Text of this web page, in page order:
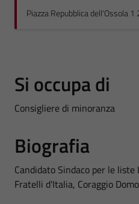
Piazza Repubblica dell'Ossola
Si occupa di
Consigliere di minoranza
Biografia
Candidato Sindaco per le
Fratelli d'Italia, Coraggio